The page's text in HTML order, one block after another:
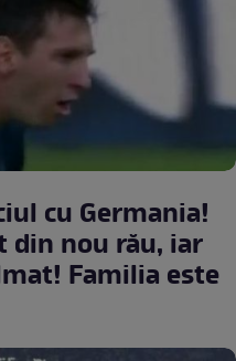
cu Germania!
iar
Familia este